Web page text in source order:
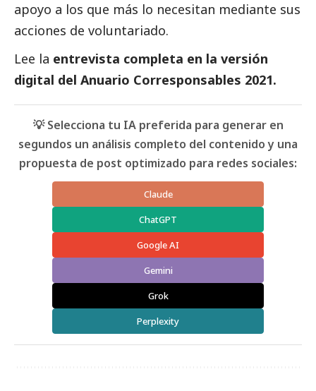
apoyo a los que más lo necesitan mediante sus
acciones de voluntariado.
Lee la entrevista completa en la versión
digital del Anuario Corresponsables 2021.
💡 Selecciona tu IA preferida para generar en
segundos un análisis completo del contenido y una
propuesta de post optimizado para redes sociales:
Claude
ChatGPT
Google AI
Gemini
Grok
Perplexity